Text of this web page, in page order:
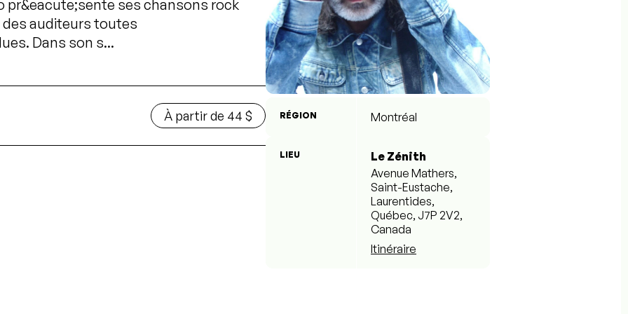
pr&eacute;sente ses chansons rock
des auditeurs toutes
Dans son s...
À partir de 44 $ RÉGION Montréal
LIEU
Le Zénith
Avenue Mathers,
Saint-Eustache,
Laurentides,
Québec, J7P 2V2,
Canada
Itinéraire